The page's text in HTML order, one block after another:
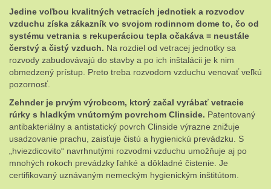
Jedine voľbou kvalitných vetracích jednotiek a rozvodov
vzduchu získa zákazník vo svojom rodinnom dome to, čo od
systému vetrania s rekuperáciou tepla očakáva = neustále
čerstvý a čistý vzduch. Na rozdiel od vetracej jednotky sa
rozvody zabudovávajú do stavby a po ich inštalácii je k nim
obmedzený prístup. Preto treba rozvodom vzduchu venovať veľkú
pozornosť.
Zehnder je prvým výrobcom, ktorý začal vyrábať vetracie
rúrky s hladkým vnútorným povrchom Clinside. Patentovaný
antibakteriálny a antistatický povrch Clinside výrazne znižuje
usadzovanie prachu, zaisťuje čistú a hygienickú prevádzku. S
„hviezdicovito“ navrhnutými rozvodmi vzduchu umožňuje aj po
mnohých rokoch prevádzky ľahké a dôkladné čistenie. Je
certifikovaný uznávaným nemeckým hygienickým inštitútom.